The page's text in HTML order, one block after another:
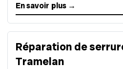
En savoir plus →
Réparation de
Tramelan